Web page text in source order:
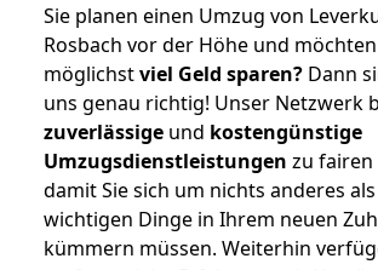
Sie planen einen Umzug von
Rosbach vor der Höhe und
möglichstviel Geld sparen? Dann
uns genau richtig! Unser Netzwerk
zuverlässige und kostengünstige
Umzugsdienstleistungen zu fairen
damit Sie sich um nichts anderes
wichtigen Dinge in Ihrem neuen
kümmern müssen. Weiterhin